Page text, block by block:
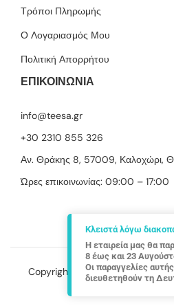
Τρόποι Πληρωμής
Ο Λογαριασμός Μου
Πολιτική Απορρήτου
ΕΠΙΚΟΙΝΩΝΙΑ
info@teesa.gr
+30 2310 855 326
Αν. Θράκης 8, 57009, Καλοχώρι,
Ώρες επικοινωνίας: 09:00 – 17:00
Copyright © 2022 Teesa, aDM
ΓΕΜΗ:
Κλειστά λόγω
Η εταιρεία μας θα
8 έως και 23
Οι παραγγελίες
διευθετηθούν τη